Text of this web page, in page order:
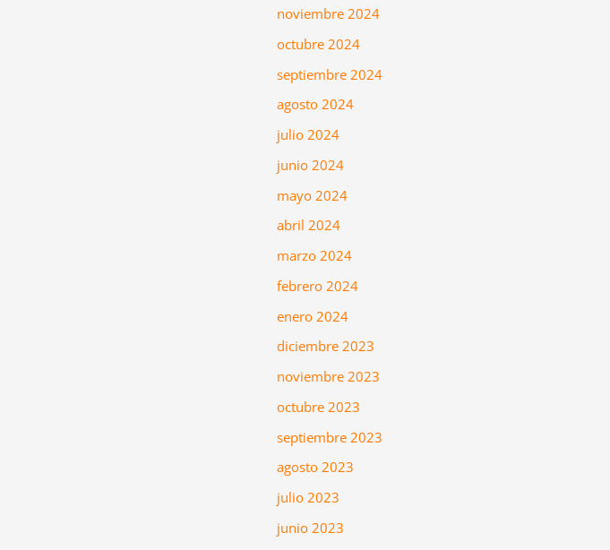
noviembre 2024
octubre 2024
septiembre 2024
agosto 2024
julio 2024
junio 2024
mayo 2024
abril 2024
marzo 2024
febrero 2024
enero 2024
diciembre 2023
noviembre 2023
octubre 2023
septiembre 2023
agosto 2023
julio 2023
junio 2023